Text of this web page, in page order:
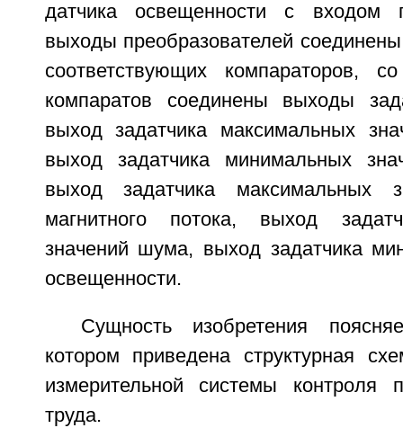
датчика освещенности с входом
выходы преобразователей
соответствующих компараторов,
компаратов соединены выходы
выход задатчика максимальных
выход задатчика минимальных
выход задатчика максимальных
магнитного потока, выход
значений шума, выход задатчика
освещенности.
Сущность изобретения
котором приведена структурная
измерительной системы контроля
труда.